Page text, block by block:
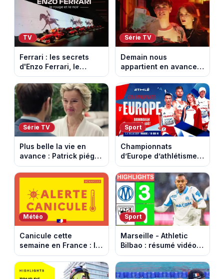
TV
Ferrari : les secrets
d'Enzo Ferrari, le
fondateur de la
marque mythique au
cheval cabré
Série TV
Demain nous
appartient en avance :
Alex face à un choix
décisif. Episode du 11
août 2026.
Série TV
Plus belle la vie en
avance : Patrick piégé
par la DGSE. Episode
du 11 août 2026
Sport
Championnats
d’Europe d’athlétisme
2026 : le programme
complet à Birmingham
sur France Télévisions
Météo
Canicule cette
semaine en France : le
pic de chaleur attendu
entre mercredi et jeudi
Sport
Marseille - Athletic
Bilbao : résumé vidéo
du match amical au
Stade Vélodrome (9
août 2026)